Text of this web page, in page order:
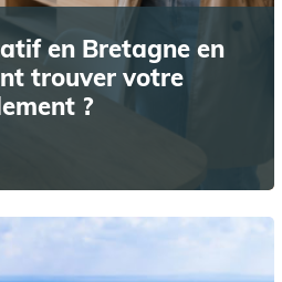
en Bretagne en
trouver votre
?